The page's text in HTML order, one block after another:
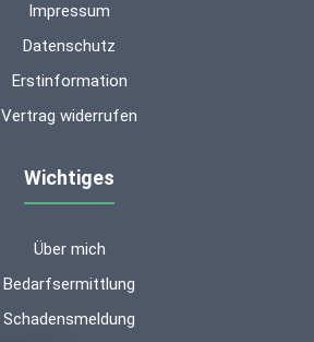
Impressum
Datenschutz
Erstinformation
Vertrag widerrufen
Wichtiges
Über mich
Bedarfsermittlung
Schadensmeldung
ms-finanzen GmbH
SEHR GUT